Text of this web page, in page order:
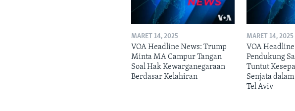
MARET 14, 2025
VOA Headline News: Trump
Minta MA Campur Tangan
Soal Hak Kewarganegaraan
Berdasar Kelahiran
MARET 14, 2025
VOA
Pendukung
Tuntut
Senjata
Tel Aviv